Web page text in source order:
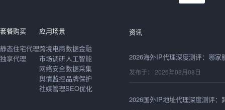
套餐购买
静态住宅代理
独享代理
应用场景
跨境电商
市场调研
网络安全
舆情监控
社媒管理
数据金融
人工智能
数据采集
品牌保护
SEO优化
资讯
发布于： 2026年08月08日
发布于： 2026年08月08日